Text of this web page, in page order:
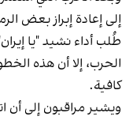
إلى إعادة إبراز بعض
طُلب أداء نشيد "يا
الحرب، إلا أن هذه
كافية.
ويشير مراقبون إلى